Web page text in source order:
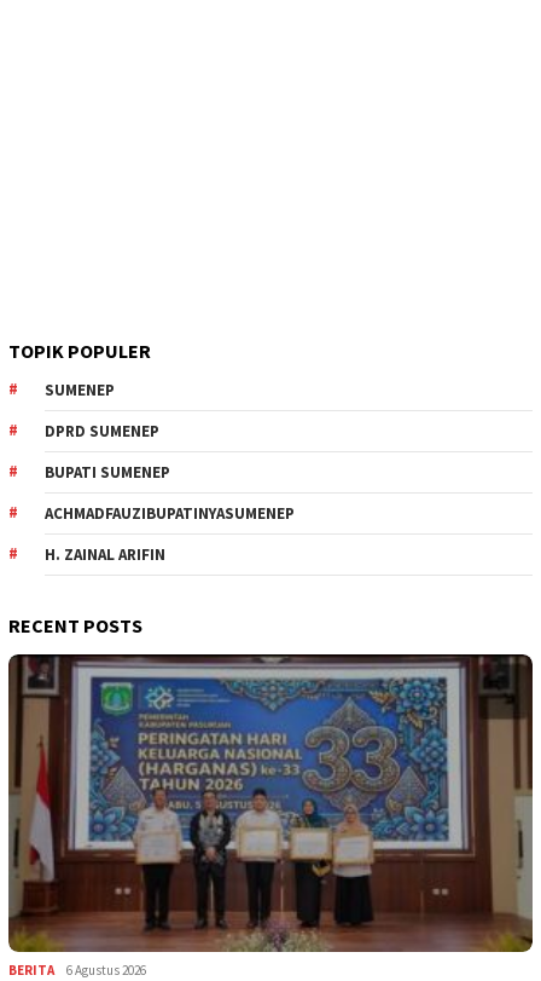
TOPIK POPULER
SUMENEP
DPRD SUMENEP
BUPATI SUMENEP
ACHMADFAUZIBUPATINYASUMENEP
H. ZAINAL ARIFIN
RECENT POSTS
BERITA 6 Agustus 2026